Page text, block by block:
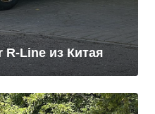
R-Line из Китая